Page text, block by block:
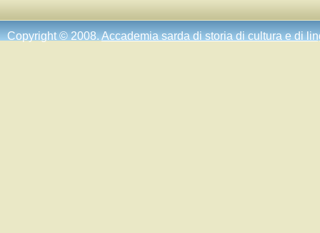
Copyright © 2008.Accademia sarda di storia di cultura e di